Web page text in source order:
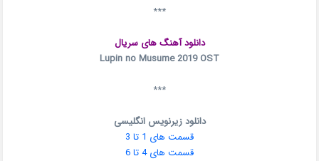
***
دانلود آهنگ های سریال
Lupin no Musume 2019 OST
***
دانلود زیرنویس انگلیسی
قسمت های 1 تا 3
قسمت های 4 تا 6